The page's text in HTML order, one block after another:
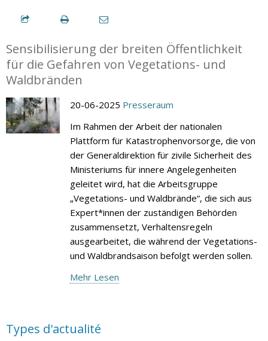
Sensibilisierung der breiten Öffentlichkeit
für die Gefahren von Vegetations- und
Waldbränden
20-06-2025 Presseraum
Im Rahmen der Arbeit der nationalen
Plattform für Katastrophenvorsorge, die von
der Generaldirektion für zivile Sicherheit des
Ministeriums für innere Angelegenheiten
geleitet wird, hat die Arbeitsgruppe
„Vegetations- und Waldbrände“, die sich aus
Expert*innen der zuständigen Behörden
zusammensetzt, Verhaltensregeln
ausgearbeitet, die während der Vegetations-
und Waldbrandsaison befolgt werden sollen.
Mehr Lesen
Types d'actualité